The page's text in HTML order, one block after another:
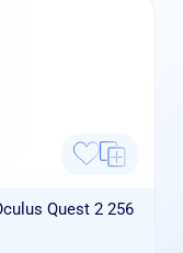
Quest 2 256